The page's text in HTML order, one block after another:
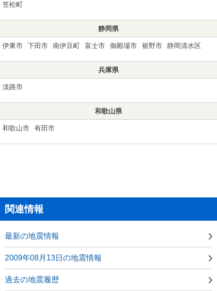
笠松町
静岡県
伊東市 下田市 南伊豆町 富士市 御殿場市 裾野市 静岡清水区
兵庫県
淡路市
和歌山県
和歌山市 有田市
関連情報
最新の地震情報
2009年08月13日の地震情報
過去の地震履歴